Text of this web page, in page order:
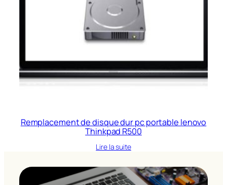
Remplacement de disque dur pc portable lenovo
Thinkpad R500
Lire la suite